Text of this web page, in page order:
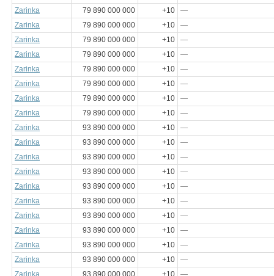
Zarinka
79 890 000 000 +10
—
Zarinka
79 890 000 000 +10
—
Zarinka
79 890 000 000 +10
—
Zarinka
79 890 000 000 +10
—
Zarinka
79 890 000 000 +10
—
Zarinka
79 890 000 000 +10
—
Zarinka
79 890 000 000 +10
—
Zarinka
79 890 000 000 +10
—
Zarinka
93 890 000 000 +10
—
Zarinka
93 890 000 000 +10
—
Zarinka
93 890 000 000 +10
—
Zarinka
93 890 000 000 +10
—
Zarinka
93 890 000 000 +10
—
Zarinka
93 890 000 000 +10
—
Zarinka
93 890 000 000 +10
—
Zarinka
93 890 000 000 +10
—
Zarinka
93 890 000 000 +10
—
Zarinka
93 890 000 000 +10
—
Zarinka
93 890 000 000 +10
—